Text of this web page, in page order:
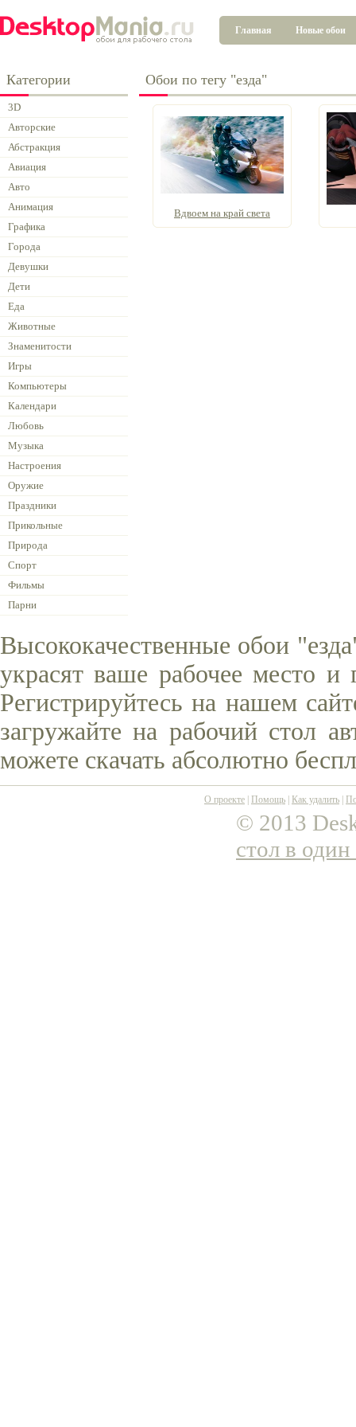
Главная Новые обои
Категории
3D
Авторские
Абстракция
Авиация
Авто
Анимация
Графика
Города
Девушки
Дети
Еда
Животные
Знаменитости
Игры
Компьютеры
Календари
Любовь
Музыка
Настроения
Оружие
Праздники
Прикольные
Природа
Спорт
Фильмы
Парни
Обои по тегу "езда"
Вдвоем на край света
Высококачественные обои
украсят ваше рабочее место и
Регистрируйтесь на нашем
загружайте на рабочий стол
можете скачать абсолютно
О проекте Помощь Как удалить
© 2013
стол в